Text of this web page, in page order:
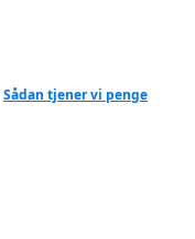
Sådan tjener vi penge